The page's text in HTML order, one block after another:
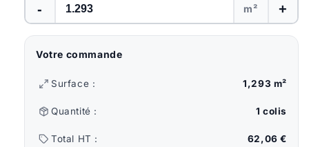
- m² +
Votre commande
Surface : 1,293 m²
Quantité : 1 colis
Total HT : 62,06 €